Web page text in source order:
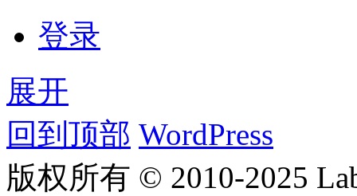
登录
展开
回到顶部 WordPress
版权所有 © 2010-2025